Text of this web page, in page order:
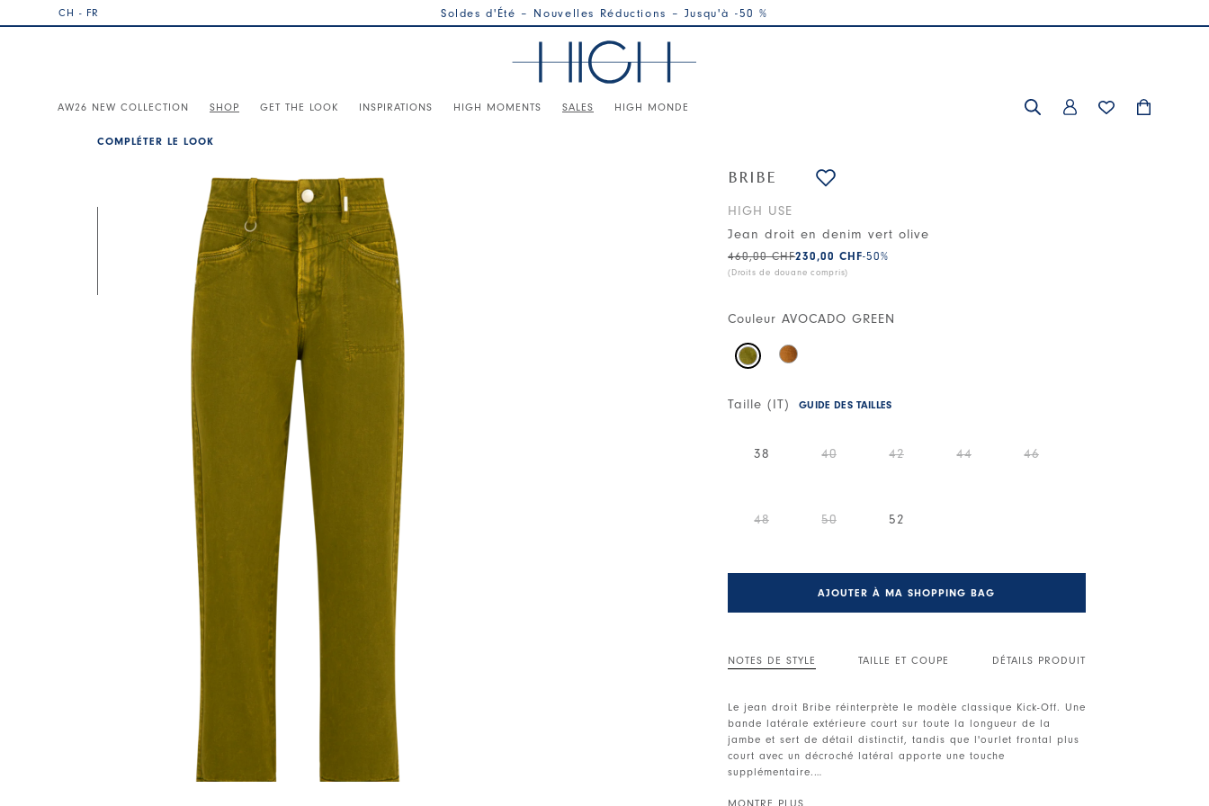
CH - FR Soldes d'Été – Nouvelles Réductions – Jusqu'à -50 %
AW26 NEW COLLECTION SHOP GET THE LOOK INSPIRATIONS HIGH MOMENTS SALES HIGH MONDE
COMPLÉTER LE LOOK
BRIBE
HIGH USE
Jean droit en denim vert olive
230,00 CHF
460,00 CHF -50%
(Droits de douane compris)
Couleur AVOCADO GREEN
Taille (IT) GUIDE DES TAILLES
38 40 42 44 46
48 50 52
AJOUTER À MA SHOPPING BAG
NOTES DE STYLE TAILLE ET COUPE DÉTAILS PRODUIT
Le jean droit Bribe réinterprète le modèle classique Kick-Off. Une
bande latérale extérieure court sur toute la longueur de la
jambe et sert de détail distinctif, tandis que l'ourlet frontal plus
court avec un décroché latéral apporte une touche
supplémentaire.